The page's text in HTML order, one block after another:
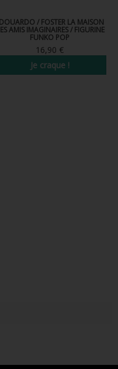
/ FOSTER LA MAISON
AMIS IMAGINAIRES / FIGURINE
FUNKO POP
16,90 €
Je craque !